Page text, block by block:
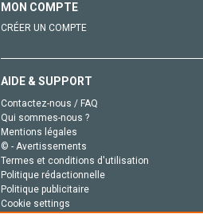
MON COMPTE
CRÉER UN COMPTE
AIDE & SUPPORT
Contactez-nous / FAQ
Qui sommes-nous ?
Mentions légales
© - Avertissements
Termes et conditions d'utilisation
Politique rédactionnelle
Politique publicitaire
Cookie settings